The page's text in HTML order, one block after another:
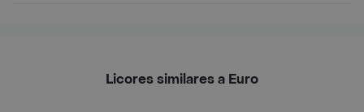
Licores similares a Euro